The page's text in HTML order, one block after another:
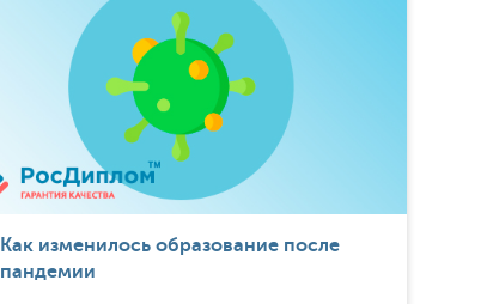
Как изменилось образование после
пандемии